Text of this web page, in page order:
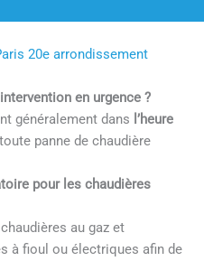
20e arrondissement
en urgence ?
généralement dans l’heure
panne de chaudière
pour les chaudières
au gaz et
à fioul ou électriques afin de